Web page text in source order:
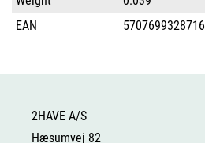
EAN
5707699328716
2HAVE A/S
Hæsumvej 82